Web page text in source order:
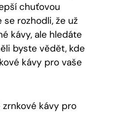
chuťovou
rozhodli, že už
kávy, ale hledáte
byste vědět, kde
kávy pro vaše
kávy pro